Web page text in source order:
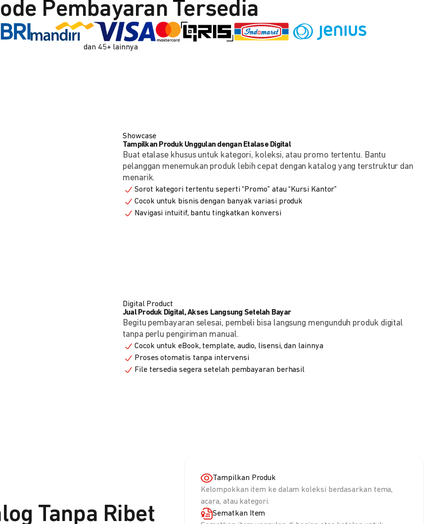
Pembayaran Tersedia
dan 45+ lainnya
Showcase
Tampilkan Produk Unggulan dengan Etalase Digital
Buat etalase khusus untuk kategori, koleksi, atau promo tertentu. Bantu
pelanggan menemukan produk lebih cepat dengan katalog yang terstruktur dan
menarik.
Sorot kategori tertentu seperti “Promo” atau “Kursi Kantor”
Cocok untuk bisnis dengan banyak variasi produk
Navigasi intuitif, bantu tingkatkan konversi
Digital Product
Jual Produk Digital, Akses Langsung Setelah Bayar
Begitu pembayaran selesai, pembeli bisa langsung mengunduh produk digital
tanpa perlu pengiriman manual.
Cocok untuk eBook, template, audio, lisensi, dan lainnya
Proses otomatis tanpa intervensi
File tersedia segera setelah pembayaran berhasil
Tanpa Ribet
Tampilkan Produk
Kelompokkan item ke dalam koleksi berdasarkan tema,
acara, atau kategori.
Sematkan Item